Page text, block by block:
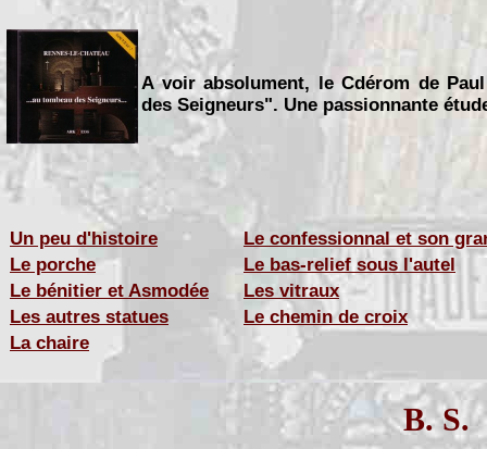
A voir absolument, le Cdérom de
des Seigneurs". Une passionnante
Un peu d'histoire
Le confessionnal et son
Le porche
Le bas-relief sous l'autel
Le bénitier et Asmodée
Les vitraux
Les autres statues
Le chemin de croix
La chaire
B. S.